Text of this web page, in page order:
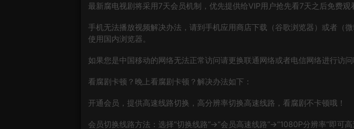
最新腐电视剧将采用7天会员机制，优先提供给VIP用户抢先看7天之后免费观
手机无法播放视频解决办法，请到手机应用商店下载（谷歌浏览器）或者（
使用国内浏览器。
如果您是中国移动的网络无法正常访问请更换联通网络或者电信网络进行访问
看腐剧卡顿？晚上看腐剧卡顿？解决办法如下：
开通会员，提供高速线路切换，高分辨率切换高速线路，看腐剧不卡顿哦！
会员切换线路方法：选择“切换线路”→“会员高速线路”→“1080P分辨率”即可高